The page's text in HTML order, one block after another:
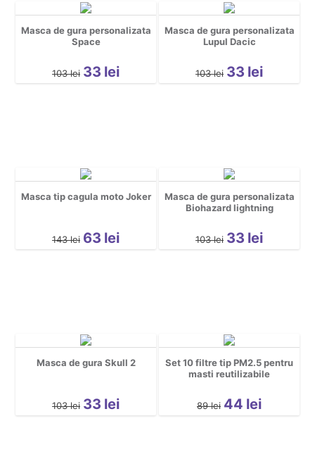
Hidden *do not delete*
Nou nascuti
Masca de gura personalizata
Space
103 lei 33 lei
Masca de gura personalizata
Lupul Dacic
103 lei 33 lei
Masca tip cagula moto Joker
143 lei 63 lei
Masca de gura personalizata
Biohazard lightning
103 lei 33 lei
Masca de gura Skull 2
103 lei 33 lei
Set 10 filtre tip PM2.5 pentru
masti reutilizabile
89 lei 44 lei